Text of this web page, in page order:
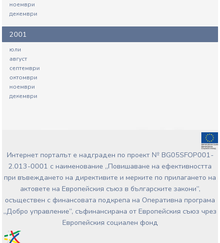
ноември
декември
2001
юли
август
септември
октомври
ноември
декември
Интернет порталът е надграден по проект № BG05SFOP001-
2.013-0001 с наименование „Повишаване на ефективността
при въвеждането на директивите и мерките по прилагането на
актовете на Европейския съюз в българските закони”,
осъществен с финансовата подкрепа на Оперативна програма
„Добро управление“, съфинансирана от Европейския съюз чрез
Европейския социален фонд